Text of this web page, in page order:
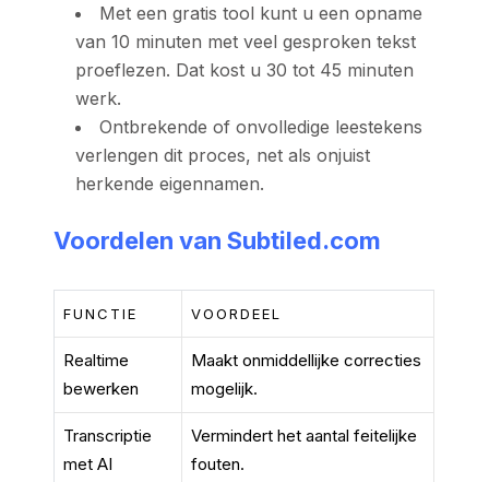
Met een gratis tool kunt u een opname
van 10 minuten met veel gesproken tekst
proeflezen. Dat kost u 30 tot 45 minuten
werk.
Ontbrekende of onvolledige leestekens
verlengen dit proces, net als onjuist
herkende eigennamen.
Voordelenvan Subtiled.com
FUNCTIE VOORDEEL
Realtime
bewerken
Maakt onmiddellijke correcties
mogelijk.
Transcriptie
met AI
Vermindert het aantal feitelijke
fouten.